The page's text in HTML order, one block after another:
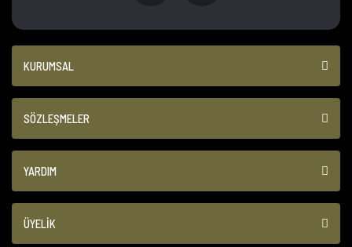
KURUMSAL
SÖZLEŞMELER
YARDIM
ÜYELİK